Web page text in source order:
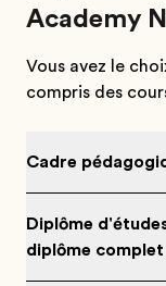
Academy
Vous avez le
compris des
Cadre
Diplôme
diplôme complet